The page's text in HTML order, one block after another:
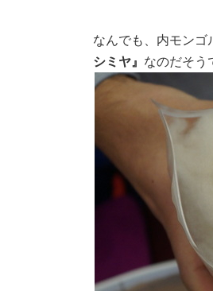
なんでも、内モンゴ
シミヤ』 なのだそう